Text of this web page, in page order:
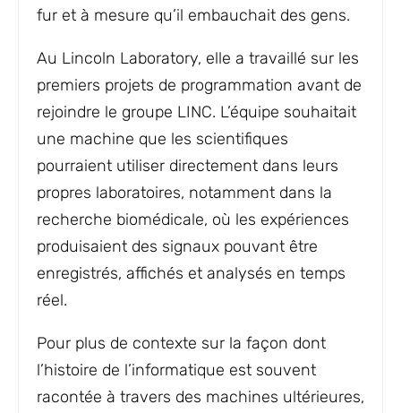
fur et à mesure qu’il embauchait des gens.
Au Lincoln Laboratory, elle a travaillé sur les
premiers projets de programmation avant de
rejoindre le groupe LINC. L’équipe souhaitait
une machine que les scientifiques
pourraient utiliser directement dans leurs
propres laboratoires, notamment dans la
recherche biomédicale, où les expériences
produisaient des signaux pouvant être
enregistrés, affichés et analysés en temps
réel.
Pour plus de contexte sur la façon dont
l’histoire de l’informatique est souvent
racontée à travers des machines ultérieures,